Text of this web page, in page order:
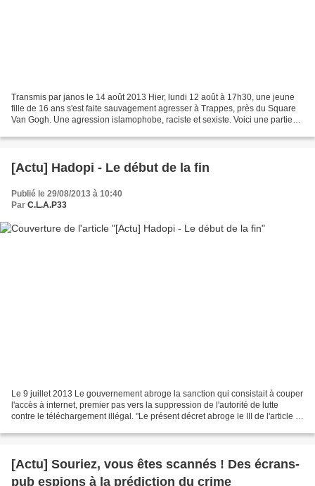
Transmis par janos le 14 août 2013 Hier, lundi 12 août à 17h30, une jeune
fille de 16 ans s'est faite sauvagement agresser à Trappes, près du Square
Van Gogh. Une agression islamophobe, raciste et sexiste. Voici une partie
[Actu] Hadopi - Le début de la fin
Publié le 29/08/2013 à 10:40
Par C.L.A.P33
Le 9 juillet 2013 Le gouvernement abroge la sanction qui consistait à couper
l'accès à internet, premier pas vers la suppression de l'autorité de lutte
contre le téléchargement illégal. "Le présent décret abroge le III de l'article R.
[Actu] Souriez, vous êtes scannés ! Des écrans-
pub espions à la prédiction du crime